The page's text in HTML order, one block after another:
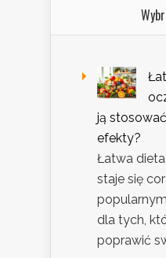
ją
efekty?
Łatwa
staje się
dla tych,
poprawić